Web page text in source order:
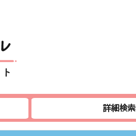
詳細検索